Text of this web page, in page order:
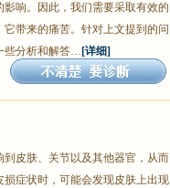
响。因此，我们需要采取有效的
带来的痛苦。针对上文提到的问
些分析和解答… [详细]
皮肤、关节以及其他器官，从而
症状时，可能会发现皮肤上出现